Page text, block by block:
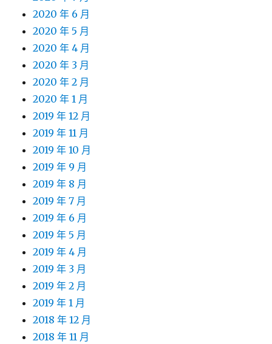
2020 年 6 月
2020 年 5 月
2020 年 4 月
2020 年 3 月
2020 年 2 月
2020 年 1 月
2019 年 12 月
2019 年 11 月
2019 年 10 月
2019 年 9 月
2019 年 8 月
2019 年 7 月
2019 年 6 月
2019 年 5 月
2019 年 4 月
2019 年 3 月
2019 年 2 月
2019 年 1 月
2018 年 12 月
2018 年 11 月